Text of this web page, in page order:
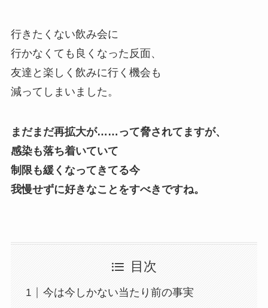
行きたくない飲み会に
行かなくても良くなった反面、
友達と楽しく飲みに行く機会も
減ってしまいました。
まだまだ再拡大が……って脅されてますが、
感染も落ち着いていて
制限も緩くなってきてる今
我慢せずに好きなことをすべきですね。
目次
今は今しかない当たり前の事実